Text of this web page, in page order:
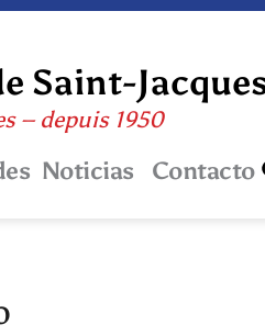
Saint-
– depuis 1950
Noticias Contacto